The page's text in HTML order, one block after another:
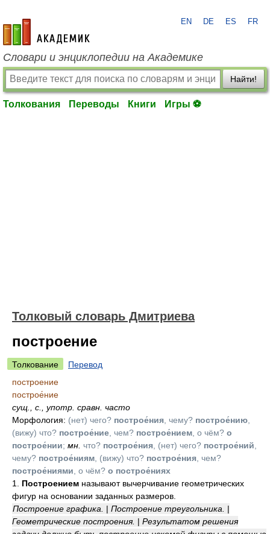
academic.ru
EN DE ES FR
Словари и энциклопедии на Академике
Найти!
Толкования Переводы Книги Игры ⚽
Толковый словарь Дмитриева
построение
Толкование
Перевод
построение
построе́ние
сущ.
с.
употр. сравн. часто
Морфология: (нет) чего? построе́ния , чему? построе́нию
(вижу) что? построе́ние , чем? построе́нием , о чём? о
построе́нии; мн. что? построе́ния , (нет) чего? построе́ний
чему? построе́ниям , (вижу) что? построе́ния , чем?
построе́ниями , о чём? о построе́ниях
1. Построением называют вычерчивание геометрических
фигур на основании заданных размеров.
Построение графика.
| Построение треугольника.
|
Геометрические построения. | Результатом решения